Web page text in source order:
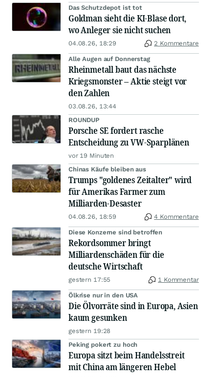
Das Schutzdepot ist tot
Goldman sieht die KI-Blase dort,
wo Anleger sie nicht suchen
04.08.26, 18:29 2 Kommentare
Alle Augen auf Donnerstag
Rheinmetall baut das nächste
Kriegsmonster – Aktie steigt vor
den Zahlen
03.08.26, 13:44
ROUNDUP
Porsche SE fordert rasche
Entscheidung zu VW-Sparplänen
vor 19 Minuten
Chinas Käufe bleiben aus
Trumps "goldenes Zeitalter" wird
für Amerikas Farmer zum
Milliarden-Desaster
04.08.26, 18:59 4 Kommentare
Diese Konzerne sind betroffen
Rekordsommer bringt
Milliardenschäden für die
deutsche Wirtschaft
gestern 17:55 1 Kommentar
Ölkrise nur in den USA
Die Ölvorräte sind in Europa, Asien
kaum gesunken
gestern 19:28
Peking pokert zu hoch
Europa sitzt beim Handelsstreit
mit China am längeren Hebel